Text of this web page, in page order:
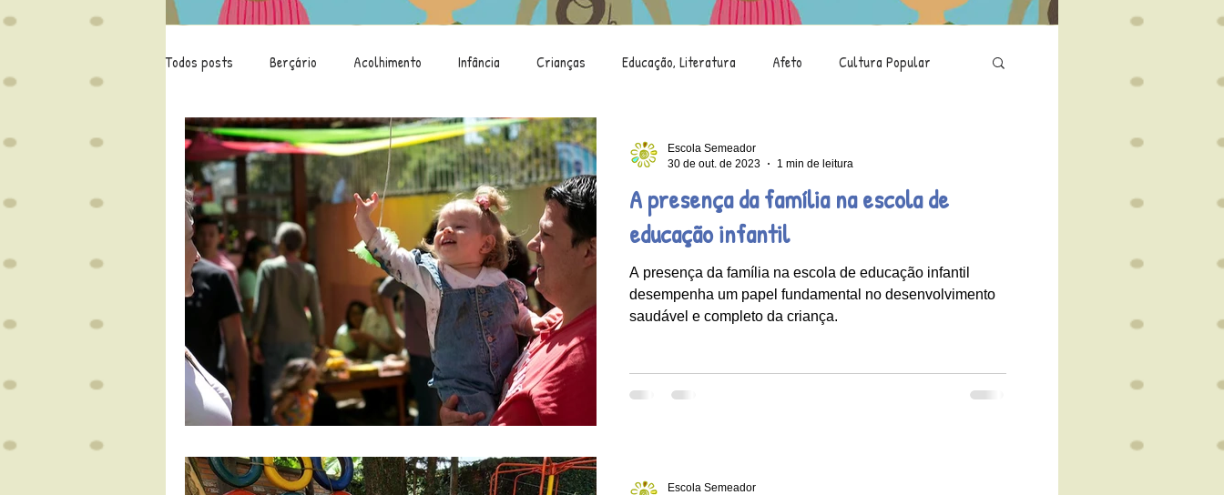
Todos posts Berçário Acolhimento Infância Crianças Educação, Literatura Afeto Cultura Popular
Educação Leitura Família Saci Brincar Criança e Natureza
Covid-19 Projeto Identidade Mostra de Arte Criança e TecnologiaA presença da família na escola de
educação infantil
A presença da família na escola de educação infantil
desempenha um papel fundamental no desenvolvimento
saudável e completo da criança.
Escola Semeador
30 de out. de 2023
1 min de leitura
Escola Semeador